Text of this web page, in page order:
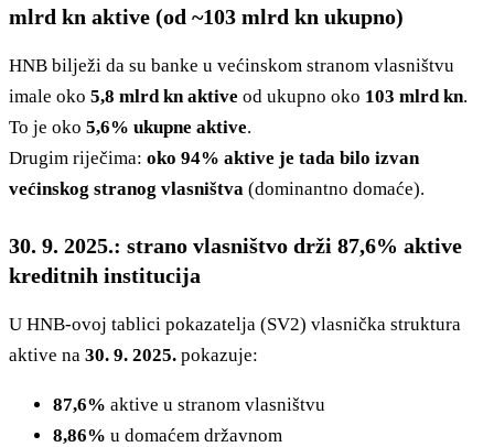
mlrd kn aktive (od ~103 mlrd kn ukupno)
HNB bilježi da su banke u većinskom stranom vlasništvu
imale oko 5,8 mlrd kn aktive od ukupno oko 103 mlrd kn.
To je oko 5,6% ukupne aktive.
Drugim riječima: oko 94% aktive je tada bilo izvan
većinskog stranog vlasništva (dominantno domaće).
30. 9. 2025.: strano vlasništvo drži 87,6% aktive
kreditnih institucija
U HNB-ovoj tablici pokazatelja (SV2) vlasnička struktura
aktive na 30. 9. 2025. pokazuje:
87,6% aktive u stranom vlasništvu
8,86% u domaćem državnom